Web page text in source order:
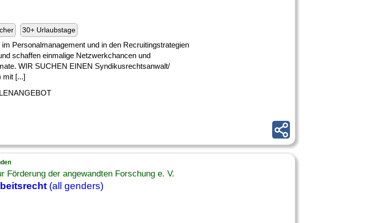
30+ Urlaubstage
Personalmanagement und in den Recruitingstrategien
schaffen einmalige Netzwerkchancen und
WIR SUCHEN EINEN Syndikusrechtsanwalt/
mit [...]
Förderung der angewandten Forschung e. V.
(all genders)